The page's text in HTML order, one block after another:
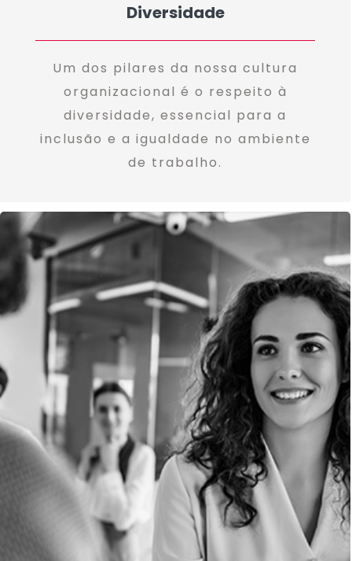
Diversidade
Um dos pilares da nossa cultura
organizacional é o respeito à
diversidade, essencial para a
inclusão e a igualdade no ambiente
de trabalho.